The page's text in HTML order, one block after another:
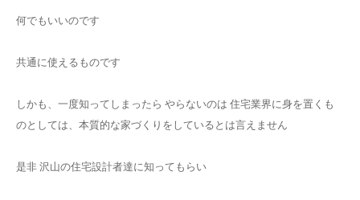
何でもいいのです
共通に使えるものです
しかも、一度知ってしまったら やらないのは 住宅業界に身を置くも
のとしては、本質的な家づくりをしているとは言えません
是非 沢山の住宅設計者達に知ってもらい